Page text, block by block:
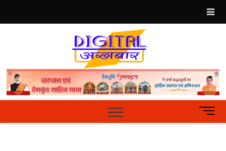
content
Hindi
News
PortalM
e